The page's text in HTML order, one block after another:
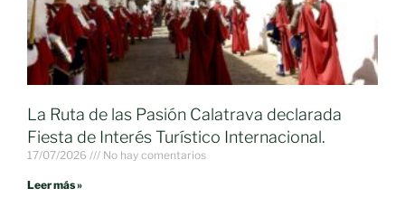
La Ruta de las Pasión Calatrava declarada
Fiesta de Interés Turístico Internacional.
17/07/2026 No hay comentarios
Leer más »